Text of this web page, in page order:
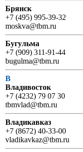
Брянск
+7 (495) 995-39-32
moskva@tbm.ru
Бугульма
+7 (909) 311-91-44
bugulma@tbm.ru
В
Владивосток
+7 (4232) 79 07 30
tbmvlad@tbm.ru
Владикавказ
+7 (8672) 40-33-00
vladikavkaz@tbm.ru